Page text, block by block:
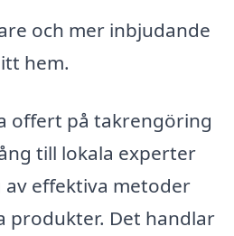
och mer inbjudande
hem.
offert på takrengöring
till lokala experter
av effektiva metoder
produkter. Det handlar